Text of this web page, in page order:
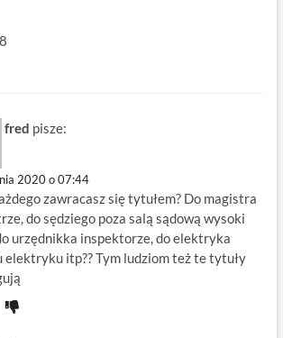
8
fred pisze:
2020 o 07:44
zawracasz się tytułem? Do magistra
do sędziego poza salą sądową wysoki
urzędnikka inspektorze, do elektryka
elektryku itp?? Tym ludziom też te tytuły